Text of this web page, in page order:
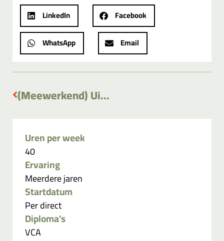
LinkedIn
Facebook
WhatsApp
Email
(Meewerkend) Uitvoerder
Uren per week
40
Ervaring
Meerdere jaren
Startdatum
Per direct
Diploma's
VCA